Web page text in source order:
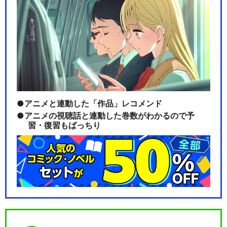
アニメと連動した「作品」レコメンド
アニメの視聴話と連動した巻数がわかるので予
習・復習もばっちり